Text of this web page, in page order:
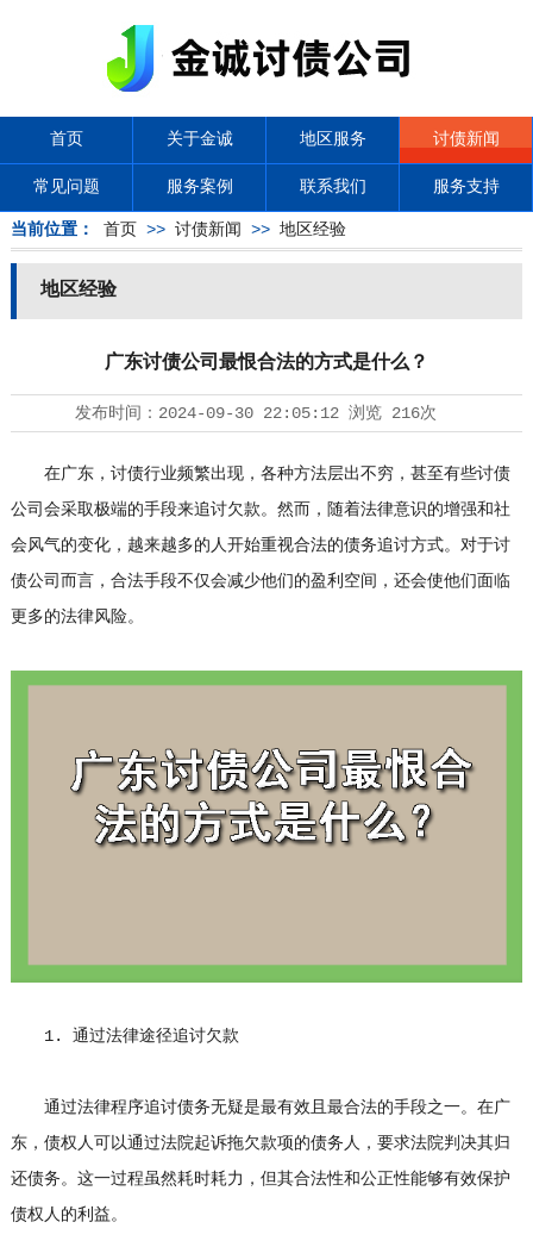
首页 关于金诚 地区服务 讨债新闻
常见问题 服务案例 联系我们 服务支持
当前位置： 首页 >> 讨债新闻 >> 地区经验
地区经验
广东讨债公司最恨合法的方式是什么？
发布时间： 2024-09-30 22:05:12浏览 216次
在广东，讨债行业频繁出现，各种方法层出不穷，甚至有些讨债
公司 会采取极端的手段来追讨欠款。然而，随着法律意识的增强和社
会风气的变化，越来越多的人开始重视合法的债务追讨方式。对于讨
债公司而言，合法手段不仅会减少他们的盈利空间，还会使他们面临
更多的法律风险。
1. 通过法律途径追讨欠款
通过法律程序追讨债务无疑是最有效且最合法的手段之一。在广
东，债权人可以通过法院起诉拖欠款项的债务人，要求法院判决其归
还债务。这一过程虽然耗时耗力，但其合法性和公正性能够有效保护
债权人的利益。